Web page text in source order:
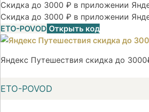
Скидка до 3000 ₽ в приложении
Скидка до 3000 ₽ в приложении
ETO-POVOD Открыть код
Яндекс Путешествия скидка до
ETO-POVOD